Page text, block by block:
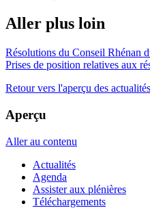
Aller plus loin
Résolutions du Conseil Rhénan
Prises de position relatives aux
Retour vers l'aperçu des actualités
Aperçu
Aller au contenu
Actualités
Agenda
Assister aux plénières
Téléchargements